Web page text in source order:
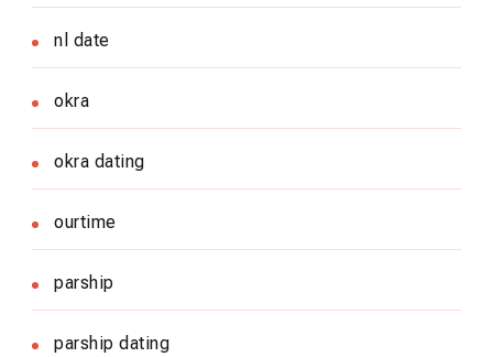
nl date
okra
okra dating
ourtime
parship
parship dating